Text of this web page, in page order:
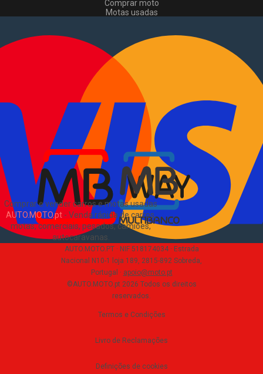
Comprar e vender carros e motas usadas
AUTO.MOTO.pt- Venda rápida de carros,
motas, comerciais, pesados, camiões,
autocaravanas
Comprar moto
Motas usadas
Comerciais usados
Vender comerciais
Informações
Como comprar e vender
Pacotes de anúncios
Verificar VIN e matrícula
Sitemap
EN
Sobre Nós
AUTO.MOTO.PT · NIF 518174034 · Estrada
Nacional N10-1 loja 189, 2815-892 Sobreda,
Portugal · apoio@moto.pt
©AUTO.MOTO.pt 2026 Todos os direitos
reservados.
Termos e Condições
Livro de Reclamações
Definições de cookies